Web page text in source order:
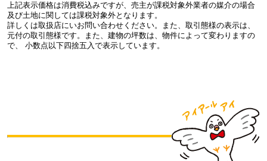
上記表示価格は消費税込みですが、売主が課税対象外業者の媒介の場合
及び土地に関しては課税対象外となります。
詳しくは取扱店にいお問い合わせください。また、取引態様の表示は、
元付の取引態様です。また、建物の坪数は、物件によって変わりますの
で、 小数点以下四捨五入で表示しています。